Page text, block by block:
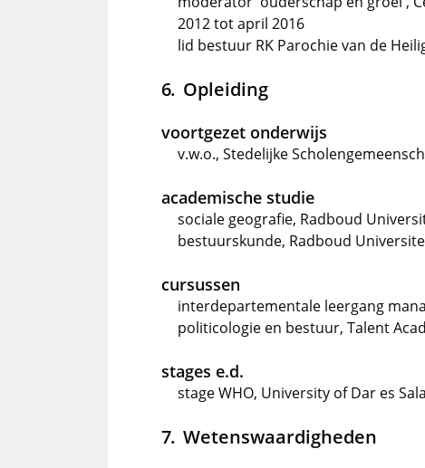
2012 tot april 2016
lid bestuur RK Parochie van de
Opleiding
voortgezet onderwijs
v.w.o., Stedelijke
academische studie
sociale geografie, Radboud
bestuurskunde, Radboud
cursussen
interdepartementale leergang
politicologie en bestuur, Talent
stages e.d.
stage WHO, University of Dar es
Wetenswaardigheden